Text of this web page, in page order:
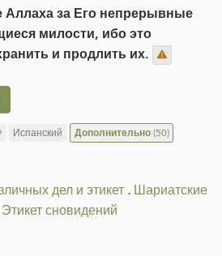
Аллаха за Его непрерывные
милости, ибо это
и продлить их.
Испанский Дополнительно(50)
дел и этикет.Шариатские
Этикет сновидений